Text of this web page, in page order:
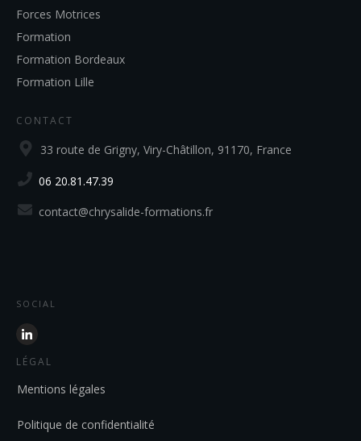
Forces Motrices
Formation
Formation Bordeaux
Formation Lille
CONTACT
33 route de Grigny, Viry-Châtillon, 91170, France
06 20.81.47.39
contact@chrysalide-formations.fr
SOCIAL
LÉGAL
Mentions légales
Politique de confidentialité